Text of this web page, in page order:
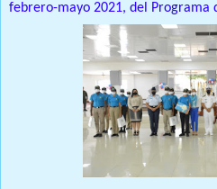
febrero-mayo 2021, del Programa